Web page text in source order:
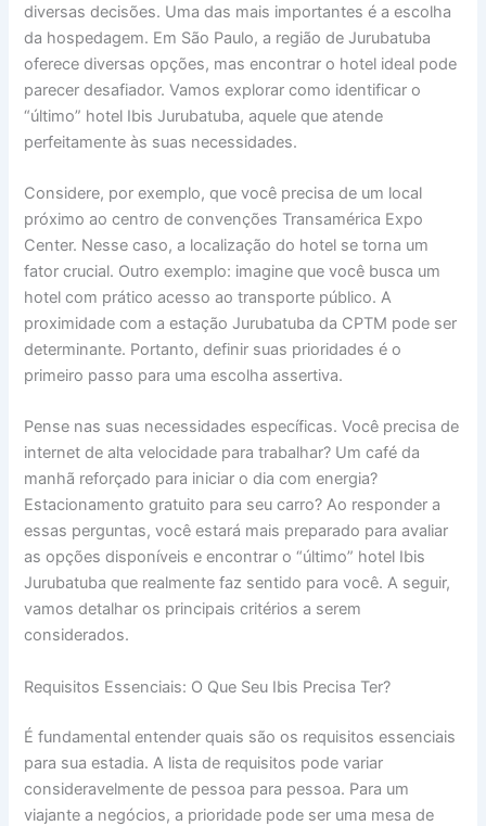
diversas decisões. Uma das mais importantes é a escolha
da hospedagem. Em São Paulo, a região de Jurubatuba
oferece diversas opções, mas encontrar o hotel ideal pode
parecer desafiador. Vamos explorar como identificar o
“último” hotel Ibis Jurubatuba, aquele que atende
perfeitamente às suas necessidades.
Considere, por exemplo, que você precisa de um local
próximo ao centro de convenções Transamérica Expo
Center. Nesse caso, a localização do hotel se torna um
fator crucial. Outro exemplo: imagine que você busca um
hotel com prático acesso ao transporte público. A
proximidade com a estação Jurubatuba da CPTM pode ser
determinante. Portanto, definir suas prioridades é o
primeiro passo para uma escolha assertiva.
Pense nas suas necessidades específicas. Você precisa de
internet de alta velocidade para trabalhar? Um café da
manhã reforçado para iniciar o dia com energia?
Estacionamento gratuito para seu carro? Ao responder a
essas perguntas, você estará mais preparado para avaliar
as opções disponíveis e encontrar o “último” hotel Ibis
Jurubatuba que realmente faz sentido para você. A seguir,
vamos detalhar os principais critérios a serem
considerados.
Requisitos Essenciais: O Que Seu Ibis Precisa Ter?
É fundamental entender quais são os requisitos essenciais
para sua estadia. A lista de requisitos pode variar
consideravelmente de pessoa para pessoa. Para um
viajante a negócios, a prioridade pode ser uma mesa de